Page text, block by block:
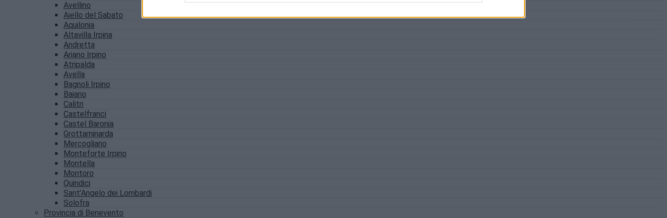
Avellino
Aiello del Sabato
Aquilonia
Altavilla Irpina
Andretta
Ariano Irpino
Atripalda
Avella
Bagnoli Irpino
Baiano
Calitri
Castelfranci
Castel Baronia
Grottaminarda
Mercogliano
Monteforte Irpino
Montella
Montoro
Quindici
Sant’Angelo dei Lombardi
Solofra
Provincia di Benevento